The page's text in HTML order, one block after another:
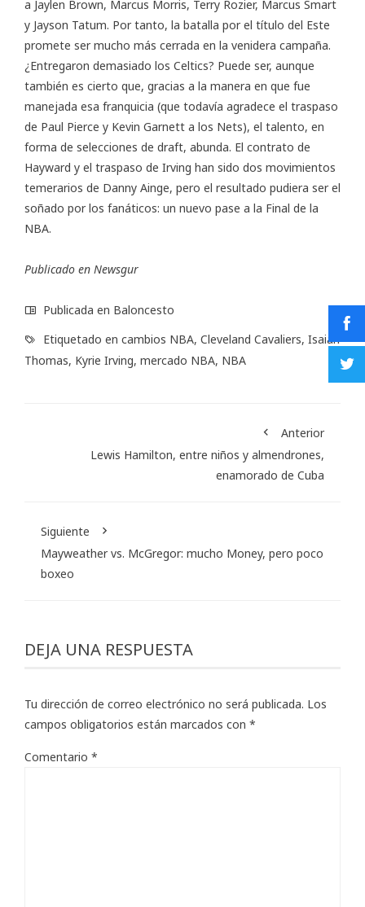
a Jaylen Brown, Marcus Morris, Terry Rozier, Marcus Smart
y Jayson Tatum. Por tanto, la batalla por el título del Este
promete ser mucho más cerrada en la venidera campaña.
¿Entregaron demasiado los Celtics? Puede ser, aunque
también es cierto que, gracias a la manera en que fue
manejada esa franquicia (que todavía agradece el traspaso
de Paul Pierce y Kevin Garnett a los Nets), el talento, en
forma de selecciones de draft, abunda. El contrato de
Hayward y el traspaso de Irving han sido dos movimientos
temerarios de Danny Ainge, pero el resultado pudiera ser el
soñado por los fanáticos: un nuevo pase a la Final de la
NBA.
Publicado en Newsgur
Publicada en Baloncesto
Etiquetado en cambios NBA, Cleveland Cavaliers, Isaiah
Thomas, Kyrie Irving, mercado NBA, NBA
Anterior
Lewis Hamilton, entre niños y almendrones,
enamorado de Cuba
Siguiente
Mayweather vs. McGregor: mucho Money, pero poco
boxeo
DEJA UNA RESPUESTA
Tu dirección de correo electrónico no será publicada. Los
campos obligatorios están marcados con *
Comentario *